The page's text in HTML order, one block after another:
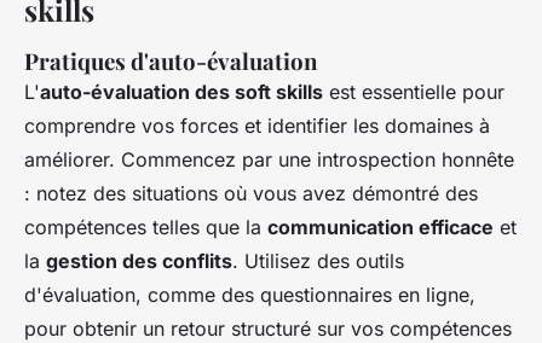
skills
Pratiques d'auto-évaluation
L'auto-évaluation des soft skills est essentielle pour
comprendre vos forces et identifier les domaines à
améliorer. Commencez par une introspection honnête
: notez des situations où vous avez démontré des
compétences telles que la communication efficace et
la gestion des conflits. Utilisez des outils
d'évaluation, comme des questionnaires en ligne,
pour obtenir un retour structuré sur vos compétences